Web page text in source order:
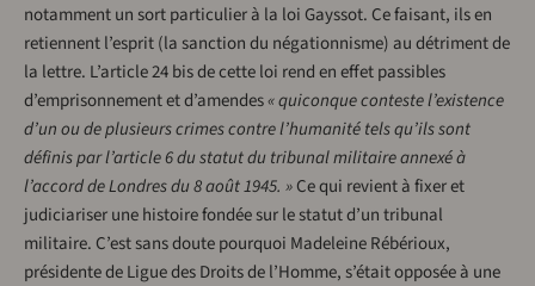
notamment un sort particulier à la loi Gayssot. Ce faisant, ils en
retiennent l’esprit (la sanction du négationnisme) au détriment de
la lettre. L’article 24 bis de cette loi rend en effet passibles
d’emprisonnement et d’amendes« quiconque conteste l’existence
d’un ou de plusieurs crimes contre l’humanité tels qu’ils sont
définis par l’article 6 du statut du tribunal militaire annexé à
l’accord de Londres du 8 août 1945. »Ce qui revient à fixer et
judiciariser une histoire fondée sur le statut d’un tribunal
militaire. C’est sans doute pourquoi Madeleine Rébérioux,
présidente de Ligue des Droits de l’Homme, s’était opposée à une